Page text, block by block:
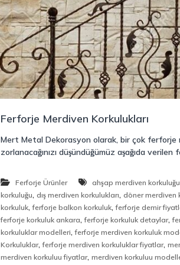
y
o
n
o
s
t
r
ü
k
s
y
n
,
e
l
i
k
M
e
r
Ferforje Merdiven Korkulukları
Mert Metal Dekorasyon olarak, bir çok ferforje
zorlanacağınızı düşündüğümüz aşağıda
Ferforje Ürünler ahşap merdiven korkuluğu
korkuluğu,dış merdiven korkulukları,döner merdiven
korkuluk,ferforje balkon korkuluk,ferforje demir
ferforje korkuluk ankara,ferforje korkuluk detaylar,
korkuluklar modelleri,ferforje merdiven korkuluk
Korkuluklar,ferforje merdiven korkuluklar fiyatlar,
merdiven korkuluu fiyatlar,merdiven korkuluu